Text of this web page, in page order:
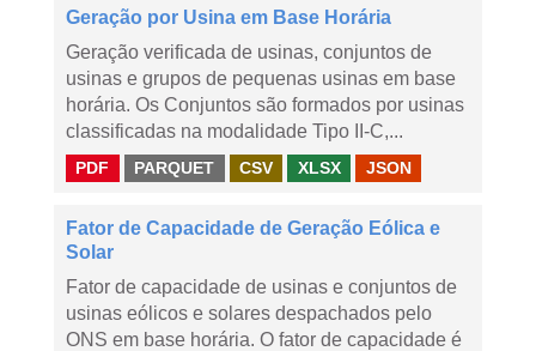
Geração por Usina em Base Horária
Geração verificada de usinas, conjuntos de
usinas e grupos de pequenas usinas em base
horária. Os Conjuntos são formados por usinas
classificadas na modalidade Tipo II-C,...
PDF PARQUET CSV XLSX JSON
Fator de Capacidade de Geração Eólica e
Solar
Fator de capacidade de usinas e conjuntos de
usinas eólicos e solares despachados pelo
ONS em base horária. O fator de capacidade é